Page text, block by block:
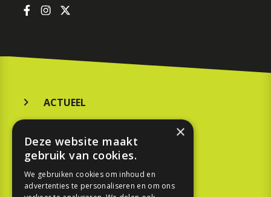
ACTUEEL
KOOPGIDS
TESTEN
×
Deze website maakt
gebruik van cookies.
We gebruiken cookies om inhoud en
advertenties te personaliseren en om ons